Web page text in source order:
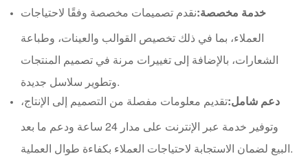
خدمة مخصصة:نقدم تصميمات مخصصة وفقًا لاحتياجات
العملاء، بما في ذلك تخصيص القوالب والعينات، وطباعة
الشعارات، بالإضافة إلى تغييرات مرنة في تصميم المنتجات
دعم شامل:تقديم معلومات مفصلة من التصميم إلى الإنتاج،
وتوفير خدمة عبر الإنترنت على مدار 24 ساعة ودعم ما بعد